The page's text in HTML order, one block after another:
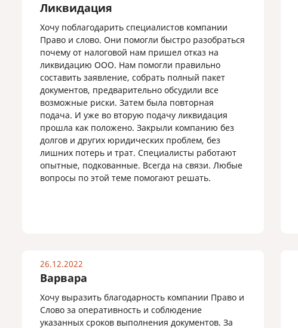
Ликвидация
Хочу поблагодарить специалистов компании
Право и слово. Они помогли быстро разобраться
почему от налоговой нам пришел отказ на
ликвидацию ООО. Нам помогли правильно
составить заявление, собрать полный пакет
документов, предварительно обсудили все
возможные риски. Затем была повторная
подача. И уже во вторую подачу ликвидация
прошла как положено. Закрыли компанию без
долгов и других юридических проблем, без
лишних потерь и трат. Специалисты работают
опытные, подкованные. Всегда на связи. Любые
вопросы по этой теме помогают решать.
26.12.2022
Варвара
Хочу выразить благодарность компании Право и
Слово за оперативность и соблюдение
указанных сроков выполнения документов. За